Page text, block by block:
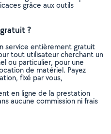
grâce aux outils
?
service entièrement gratuit
tout utilisateur cherchant un
ou particulier, pour une
de matériel. Payez
fixé par vous,
en ligne de la prestation
aucune commission ni frais